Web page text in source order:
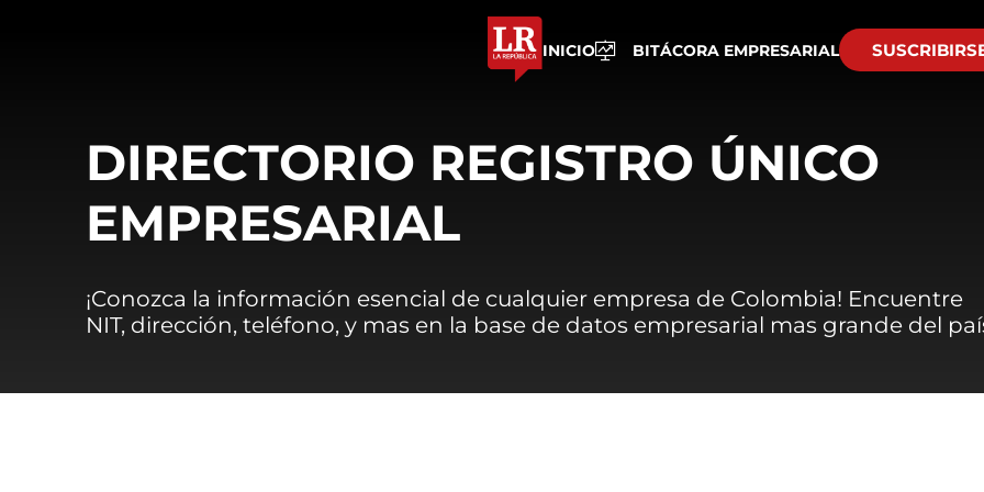
INICIO BITÁCORA EMPRESARIAL
DIRECTORIO REGISTRO ÚNICO
EMPRESARIAL
¡Conozca la información esencial de cualquier empresa de Colombia! Encuentre
NIT, dirección, teléfono, y mas en la base de datos empresarial mas grande del